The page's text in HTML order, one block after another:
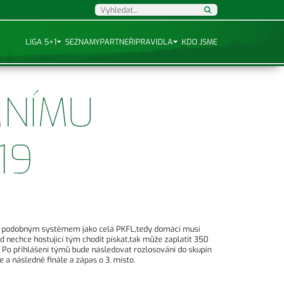
LIGA 5+1 SEZNAMYPARTNEŘIPRAVIDLA KDO JSME
systémem jako celá PKFL,tedy domácí musí
nechce hostující tým chodit pískat,tak může zaplatit 350
přihlášení týmů bude následovat rozlosování do skupin
následně finále a zápas o 3. místo.